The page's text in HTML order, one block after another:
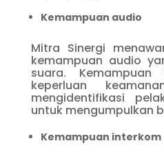
Kemampuan audio
Mitra Sinergi
kemampuan audio
suara.
keperluan
mengidentifikasi
untuk mengumpulkan
Kemampuan interkom